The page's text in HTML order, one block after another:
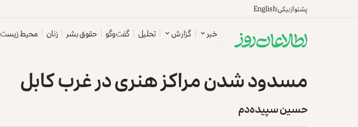
پشتوازبیکیEnglish
خبر گزارش تحلیل گفت‌وگو حقوق بشر زنان محیط زیست
مسدود شدن مراکز هنری در غرب کابل
حسین سپیده‌دم